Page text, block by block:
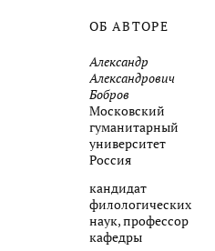
ОБ АВТОРЕ
Александр
Александрович
Бобров
Московский
гуманитарный
университет
Россия
кандидат
филологических
наук, профессор
кафедры